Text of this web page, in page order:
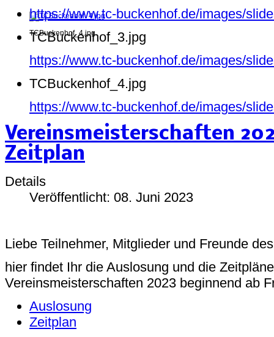
TCBuckenhof_4.jpg
https://www.tc-buckenhof.de/images/
TCBuckenhof_3.jpg
https://www.tc-buckenhof.de/images/
TCBuckenhof_4.jpg
https://www.tc-buckenhof.de/images/
Vereinsmeisterschaften
Zeitplan
Details
Veröffentlicht: 08. Juni 2023
Liebe Teilnehmer, Mitglieder und Freunde
hier findet Ihr die Auslosung und die
Vereinsmeisterschaften 2023 beginnend ab
Auslosung
Zeitplan